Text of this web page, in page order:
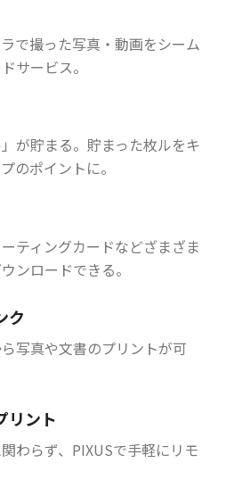
で撮った写真・動画をシーム
サービス。
が貯まる。貯まった枚ルをキ
のポイントに。
ティングカードなどざまざま
ンロードできる。
ク
写真や文書のプリントが可
リント
わらず、PIXUSで手軽にリモ